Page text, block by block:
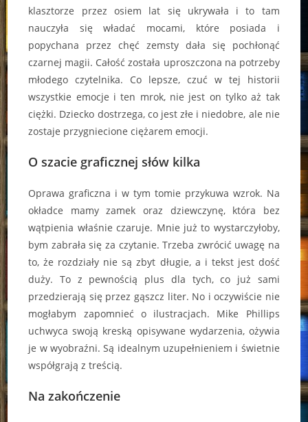
klasztorze przez osiem lat się ukrywała i to tam
nauczyła się władać mocami, które posiada i
popychana przez chęć zemsty dała się pochłonąć
czarnej magii. Całość została uproszczona na potrzeby
młodego czytelnika. Co lepsze, czuć w tej historii
wszystkie emocje i ten mrok, nie jest on tylko aż tak
ciężki. Dziecko dostrzega, co jest złe i niedobre, ale nie
zostaje przygniecione ciężarem emocji.
O szacie graficznej słów kilka
Oprawa graficzna i w tym tomie przykuwa wzrok. Na
okładce mamy zamek oraz dziewczynę, która bez
wątpienia właśnie czaruje. Mnie już to wystarczyłoby,
bym zabrała się za czytanie. Trzeba zwrócić uwagę na
to, że rozdziały nie są zbyt długie, a i tekst jest dość
duży. To z pewnością plus dla tych, co już sami
przedzierają się przez gąszcz liter. No i oczywiście nie
mogłabym zapomnieć o ilustracjach. Mike Phillips
uchwyca swoją kreską opisywane wydarzenia, ożywia
je w wyobraźni. Są idealnym uzupełnieniem i świetnie
współgrają z treścią.
Na zakończenie